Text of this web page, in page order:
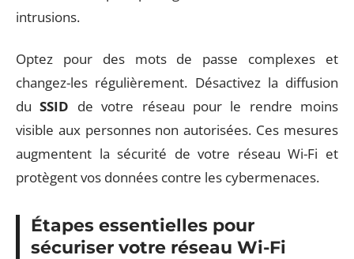
intrusions.
Optez pour des mots de passe complexes et
changez-les régulièrement. Désactivez la diffusion
duSSID de votre réseau pour le rendre moins
visible aux personnes non autorisées. Ces mesures
augmentent la sécurité de votre réseau Wi-Fi et
protègent vos données contre les cybermenaces.
Étapes essentielles pour
sécuriser votre réseau Wi-Fi